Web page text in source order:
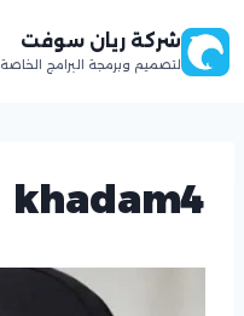
إلى
المحتوى
شركة ريان سوفت
لتصميم وبرمجة البرامج الخاصة
khadam4